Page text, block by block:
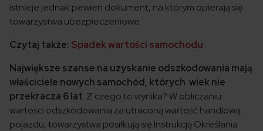
istnieje jednak pewien dokument, na którym opierają się
towarzystwa ubezpieczeniowe.
Czytaj także: Spadek wartości samochodu
Największe szanse na uzyskanie odszkodowania mają
właściciele nowych samochód, których wiek nie
przekracza 6 lat. Z czego to wynika? W obliczaniu
wartości odszkodowania za utraconą wartość handlową
pojazdu, towarzystwa posiłkują się Instrukcją Określania